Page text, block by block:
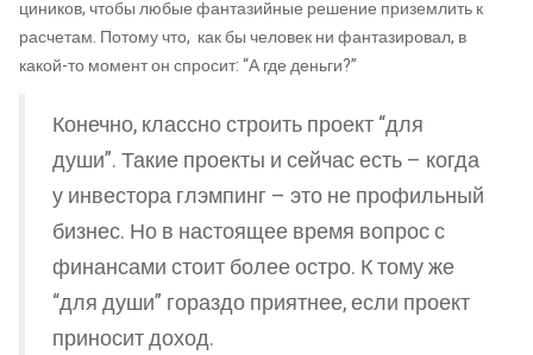
циников, чтобы любые фантазийные решение приземлить к
расчетам. Потому что, как бы человек ни фантазировал, в
какой-то момент он спросит: “А где деньги?”
Конечно, классно строить проект “для
души”. Такие проекты и сейчас есть – когда
у инвестора глэмпинг – это не профильный
бизнес. Но в настоящее время вопрос с
финансами стоит более остро. К тому же
“для души” гораздо приятнее, если проект
приносит доход.